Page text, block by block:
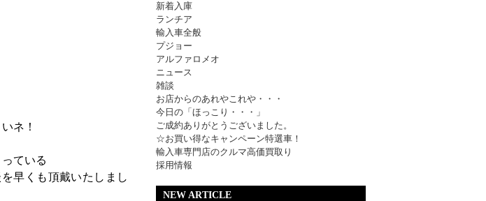
ネ！
ている
早くも頂戴いたしまし
新着入庫
ランチア
輸入車全般
プジョー
アルファロメオ
ニュース
雑談
お店からのあれやこれや・・・
今日の「ほっこり・・・」
ご成約ありがとうございました。
☆お買い得なキャンペーン特選車！
輸入車専門店のクルマ高価買取り
採用情報
NEW ARTICLE